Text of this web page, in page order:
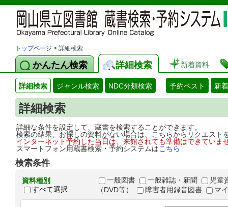
トップページ > 詳細検索
かんたん検索 詳細検索 新着資料
詳細検索 ジャンル検索 NDC分類検索 予約ベスト 新
詳細検索
詳細な条件を設定して、蔵書を検索することができます。
検索の結果、お探しの資料がない場合は、こちらからリクエス
インターネット予約した当日は、来館されても準備はできてい
スマートフォン用蔵書検索・予約システムはこちら
検索条件
資料種別
すべて選択
一般図書 一般雑誌・新聞
児童
（DVD等）
障害者用録音図書 マ